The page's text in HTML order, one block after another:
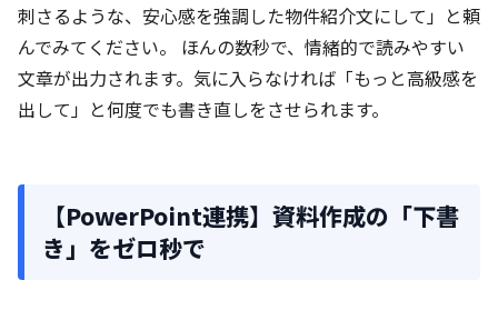
刺さるような、安心感を強調した物件紹介文にして」と頼
んでみてください。 ほんの数秒で、情緒的で読みやすい
文章が出力されます。気に入らなければ「もっと高級感を
出して」と何度でも書き直しをさせられます。
【PowerPoint連携】資料作成の「下書
き」をゼロ秒で